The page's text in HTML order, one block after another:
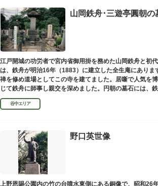
山岡鉄舟･三遊亭圓朝の
江戸開城の功労者で宮内省御用掛を務めた山岡鉄舟と初
は、鉄舟が明治16年（1883）に建立した全生庵にありま
禅を修め道場としてこの寺を建てました。居噺で人気を
じて鉄舟に師事し親交を深めました。円朝の墓石には、
遊亭円朝無舌居士」とあります。
谷中エリア
野口英世像
上野恩賜公園内の竹の台噴水東側にある銅像で、昭和26